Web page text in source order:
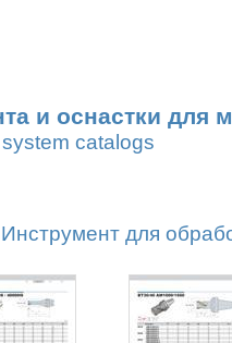
и оснастки для
catalogs
для